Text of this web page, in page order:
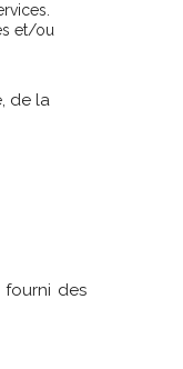
et/ou
de la
fourni des